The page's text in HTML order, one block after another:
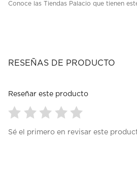
Conoce las Tiendas Palacio que tienen
RESEÑAS DE PRODUCTO
Reseñar este producto
paraparaparaparapara
Sé el primero en revisar este